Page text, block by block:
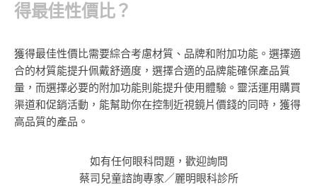
得最佳性價比？
獲得最佳性價比需要綜合考慮材質、品牌和附加功能。選擇適
合的材質能提升佩戴舒適度，選擇合適的品牌能確保產品質
量，而選擇必要的附加功能則能提升使用體驗。靈活運用購買
渠道和促銷活動，能幫助你在控制近視鏡片價錢的同時，獲得
高品質的產品。
如有任何眼科問題，歡迎詢問
蔡司兒童諮詢專家／麗明眼科診所